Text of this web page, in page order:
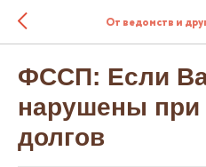
От ведомств и
ФССП: Если
нарушены при
долгов